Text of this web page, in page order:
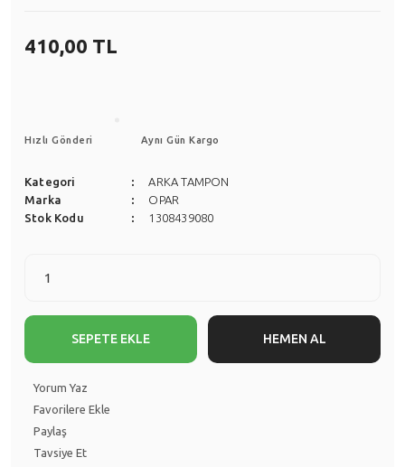
410,00 TL
Hızlı Gönderi Aynı Gün Kargo
Kategori
ARKA TAMPON
Marka
OPAR
Stok Kodu
1308439080
SEPETE EKLE HEMEN AL
Yorum Yaz
Paylaş
Tavsiye Et